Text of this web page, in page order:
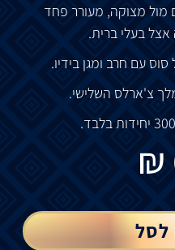
מול מצוקה, מעורר פחד
אצלבעלי ברית.
סוס עם חרב ומגן בידיו.
צ'ארלס השלישי.
יחידותבלבד.
₪
לסל